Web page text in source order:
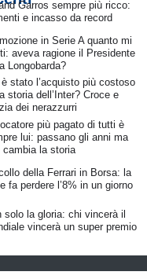
Garros sempre più ricco:
e incasso da record
in Serie A quanto mi
aveva ragione il Presidente
Longobarda?
stato l’acquisto più costoso
storia dell’Inter? Croce e
dei nerazzurri
più pagato di tutti è
lui: passano gli anni ma
cambia la storia
della Ferrari in Borsa: la
fa perdere l’8% in un giorno
solo la gloria: chi vincerà il
vincerà un super premio